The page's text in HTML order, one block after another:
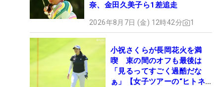
奈、金田久美子ら1差追走
2026年8月7日 (金) 12時42分 1
小祝さくらが長岡花火を満
喫 束の間のオフも最後は
「見るってすごく過酷だな
ぁ」【女子ツアーの“ヒトネ